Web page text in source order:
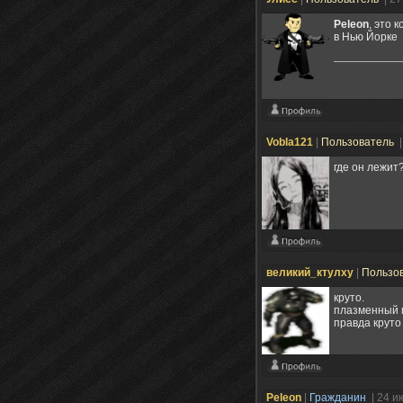
Peleon, это
в Нью Йорке
Vobla121 Пользователь
где он
великий_ктулху
круто.
плазменный
правда круто
Peleon Гражданин
| 24